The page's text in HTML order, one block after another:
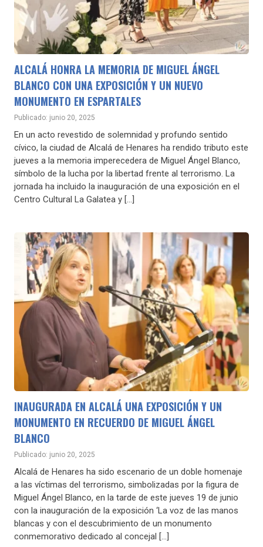
ALCALÁ HONRA LA MEMORIA DE MIGUEL ÁNGEL
BLANCO CON UNA EXPOSICIÓN Y UN NUEVO
MONUMENTO EN ESPARTALES
Publicado: junio 20, 2025
En un acto revestido de solemnidad y profundo sentido
cívico, la ciudad de Alcalá de Henares ha rendido tributo este
jueves a la memoria imperecedera de Miguel Ángel Blanco,
símbolo de la lucha por la libertad frente al terrorismo. La
jornada ha incluido la inauguración de una exposición en el
Centro Cultural La Galatea y […]
INAUGURADA EN ALCALÁ UNA EXPOSICIÓN Y UN
MONUMENTO EN RECUERDO DE MIGUEL ÁNGEL
BLANCO
Publicado: junio 20, 2025
Alcalá de Henares ha sido escenario de un doble homenaje
a las víctimas del terrorismo, simbolizadas por la figura de
Miguel Ángel Blanco, en la tarde de este jueves 19 de junio
con la inauguración de la exposición ‘La voz de las manos
blancas y con el descubrimiento de un monumento
conmemorativo dedicado al concejal […]